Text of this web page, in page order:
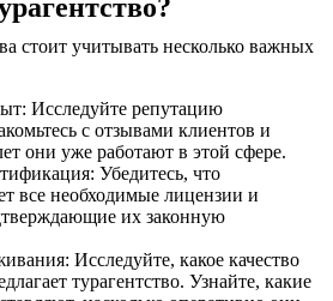
стоит учитывать несколько важных
Исследуйте репутацию
с отзывами клиентов и
они уже работают в этой сфере.
Убедитесь, что
все необходимые лицензии и
их законную
Исследуйте, какое качество
турагентство. Узнайте, какие